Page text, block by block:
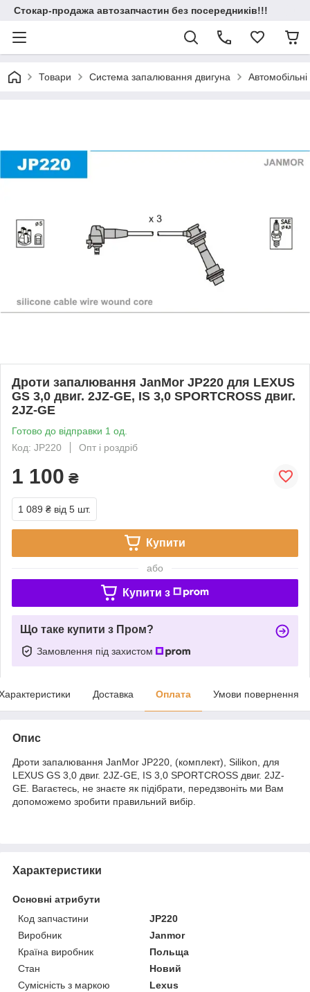
Стокар-продажа автозапчастин без посередників!!!
Товари Система запалювання двигуна
Дроти запалювання JanMor JP220 для LEXUS
GS 3,0 двиг. 2JZ-GE, IS 3,0 SPORTCROSS двиг.
2JZ-GE
Готово до відправки 1 од.
Код: JP220
Опт і роздріб
1 100 ₴
1 089 ₴ від 5 шт.
Купити
або
Купити з
Що таке купити з Пром?
Замовлення під захистом
Доставка Оплата Умови повернення
Опис
Дроти запалювання JanMor JP220, (комплект), Silikon, для
LEXUS GS 3,0 двиг. 2JZ-GE, IS 3,0 SPORTCROSS двиг. 2JZ-
GE. Вагаєтесь, не знаєте як підібрати, передзвоніть ми Вам
допоможемо зробити правильний вибір.
Характеристики
Основні атрибути
Код запчастини
JP220
Виробник
Janmor
Країна виробник
Польща
Стан
Новий
Сумісність з маркою
Lexus